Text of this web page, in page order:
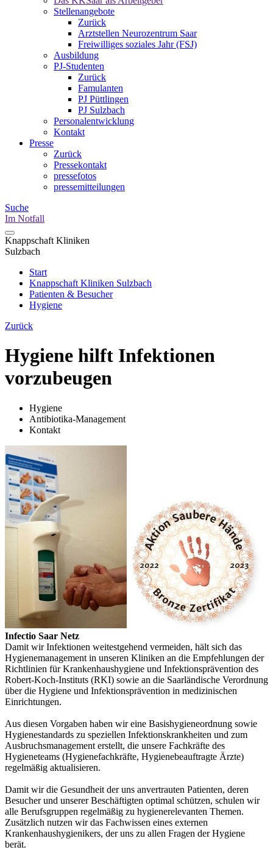
Stellenangebote
Zurück
Arztstellen Neurozentrum Saar
Freiwilliges soziales Jahr (FSJ)
Ausbildung
PJ-Studenten
Zurück
Famulanten
PJ Püttlingen
PJ Sulzbach
Personalentwicklung
Kontakt
Presse
Zurück
Pressekontakt
pressefotos
pressemitteilungen
Suche
Im Notfall
Knappschaft Kliniken
Sulzbach
Start
Knappschaft Kliniken Sulzbach
Patienten & Besucher
Hygiene
Zurück
Hygiene hilft Infektionen
vorzubeugen
Hygiene
Antibiotika-Management
Kontakt
Infectio Saar Netz
Damit wir Infektionen weitestgehend vermeiden, hält sich das
Hygienemanagement in unseren Kliniken an die Empfehlungen der
Richtlinien für Krankenhaushygiene und Infektionsprävention des
Robert-Koch-Instituts (RKI) sowie an die Saarländische Verordnung
über die Hygiene und Infektionsprävention in medizinischen
Einrichtungen.
Aus diesen Vorgaben haben wir eine Basishygieneordnung sowie
Hygienestandards zu speziellen Infektionskrankheiten und zum
Ausbruchsmanagement erstellt, die unsere Fachkräfte des
Hygieneteams (Hygienefachkräfte, Hygienebeauftragte Ärzte)
regelmäßig aktualisieren.
Damit wir die Gesundheit der uns anvertrauten Patienten, deren
Besucher und unserer Beschäftigten optimal schützen, schulen wir
alle Berufsgruppen regelmäßig zu hygienerelevanten Themen.
Zusätzlich nutzen wir das Fachwissen eines externen
Krankenhaushygienikers, der uns zu allen Fragen der Hygiene
berät.